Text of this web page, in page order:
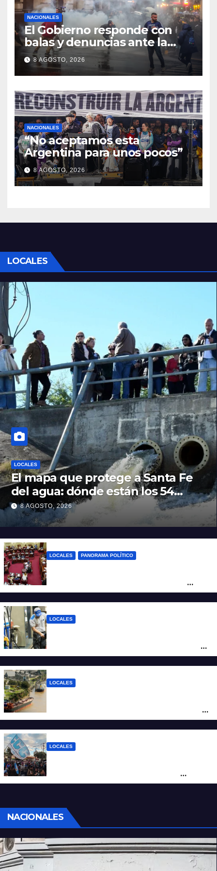
NACIONALES
El Gobierno responde con
balas y denuncias ante la
protesta
8 AGOSTO, 2026
NACIONALES
“No aceptamos esta
Argentina para unos pocos”
8 AGOSTO, 2026
LOCALES
LOCALES
El mapa que protege a Santa Fe
del agua: dónde están los 54
puntos de bombeo
8 AGOSTO, 2026
LOCALES PANORAMA POLÍTICO
Santa Fe
LOCALES
ciudad de Santa Fe: la nafta súper superó
los $2.100 y llenar el tanque cuesta más
LOCALES
posicionar los puertos del sur de Santa Fe
como salida para las exportaciones
LOCALES
sociales y sindicales
NACIONALES